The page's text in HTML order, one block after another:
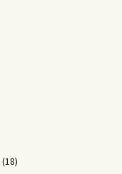
(18)